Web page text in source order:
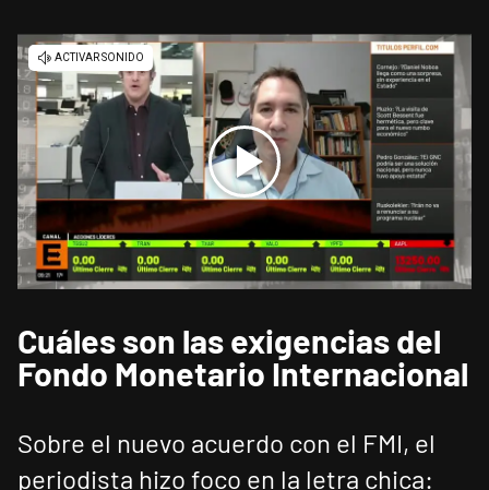
Cuáles son las exigencias del
Fondo Monetario Internacional
Sobre el nuevo acuerdo con el FMI, el
periodista hizo foco en la letra chica: